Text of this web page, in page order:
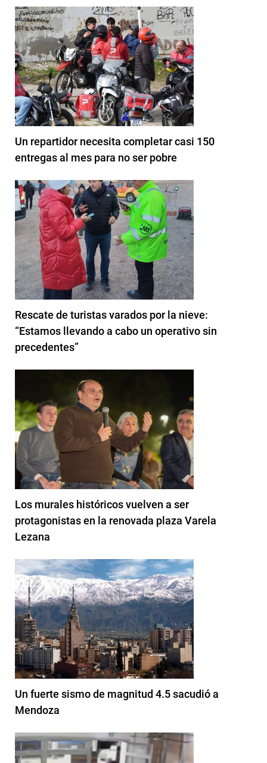
Un repartidor necesita completar casi 150
entregas al mes para no ser pobre
Rescate de turistas varados por la nieve:
“Estamos llevando a cabo un operativo sin
precedentes”
Los murales históricos vuelven a ser
protagonistas en la renovada plaza Varela
Lezana
Un fuerte sismo de magnitud 4.5 sacudió a
Mendoza